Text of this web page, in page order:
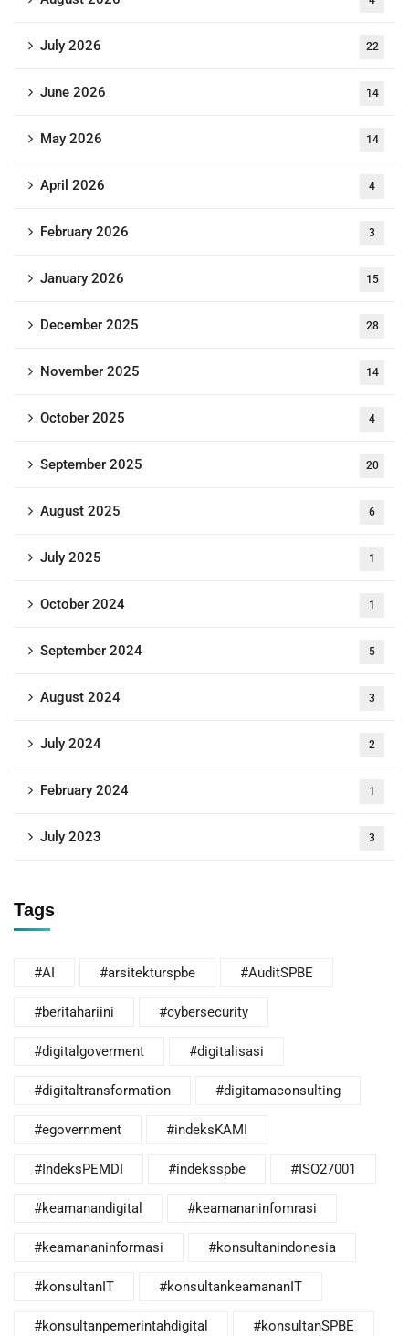
July 2026 22
June 2026 14
May 2026 14
April 2026 4
February 2026 3
January 2026 15
December 2025 28
November 2025 14
October 2025 4
September 2025 20
August 2025 6
July 2025 1
October 2024 1
September 2024 5
August 2024 3
July 2024 2
February 2024 1
July 2023 3
Tags
#AI #arsitekturspbe #AuditSPBE
#beritahariini #cybersecurity
#digitalgoverment #digitalisasi
#digitaltransformation #digitamaconsulting
#egovernment #indeksKAMI
#IndeksPEMDI #indeksspbe #ISO27001
#keamanandigital #keamananinfomrasi
#keamananinformasi #konsultanindonesia
#konsultanIT #konsultankeamananIT
#konsultanpemerintahdigital #konsultanSPBE